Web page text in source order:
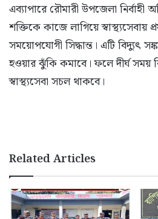
এব্যাপারে রৌমারী উপজেলা নির্বাহী
শক্তিকে কাজে লাগিয়ে স্বাস্থ্যসেবায়
সময়োপযোগী সিদ্ধান্ত। এটি বিদ্যুৎ
হওয়ার ঝুঁকি কমাবে। ফলে দীর্ঘ সময়
স্বাস্থ্যসেবা সচল থাকবে।
Related Articles